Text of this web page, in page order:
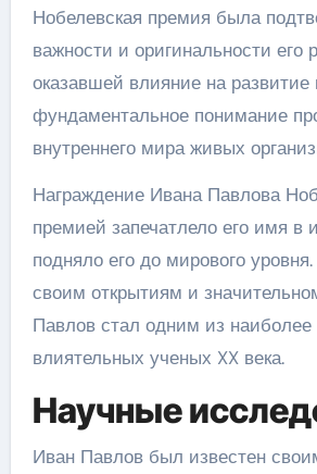
Нобелевская премия была
важности и оригинальности его
оказавшей влияние на развитие
фундаментальное понимание
внутреннего мира живых
Награждение Ивана Павлова
премией запечатлело его имя в
подняло его до мирового
своим открытиям и
Павлов стал одним из наиболее
влиятельных ученых XX века.
Научные
Иван Павлов был известен